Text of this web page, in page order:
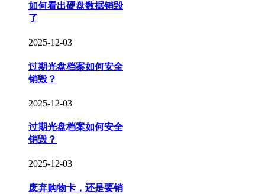
如何看出硬盘数据销毁
了
2025-12-03
过期光盘档案如何安全
销毁？
2025-12-03
过期光盘档案如何安全
销毁？
2025-12-03
废弃购物卡，还是要销